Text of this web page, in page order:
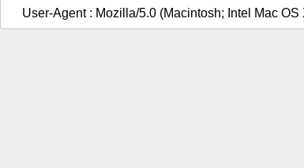
User-Agent : Mozilla/5.0 (Macintosh; Intel Mac